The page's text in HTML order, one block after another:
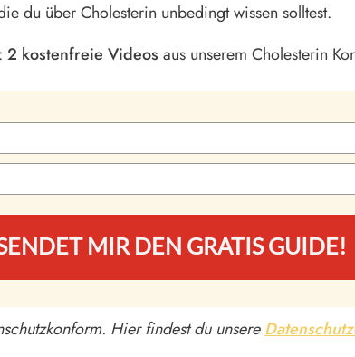
du über Cholesterin unbedingt wissen solltest.
2 kostenfreie Videos aus unserem Cholesterin
MIR DEN GRATIS GUIDE!
Hier findest du unsere